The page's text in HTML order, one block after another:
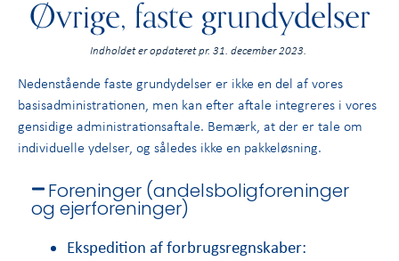
Øvrige, faste grundydelser
Indholdet er opdateret pr. 31. december 2023.
Nedenstående faste grundydelser er ikke en del af vores
basisadministrationen, men kan efter aftale integreres i vores
gensidige administrationsaftale. Bemærk, at der er tale om
individuelle ydelser, og således ikke en pakkeløsning.
Foreninger (andelsboligforeninger
og ejerforeninger)
Ekspedition af forbrugsregnskaber: